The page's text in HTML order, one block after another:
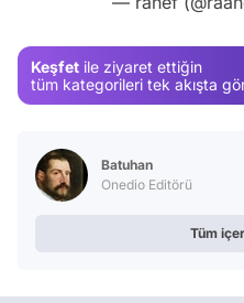
Keşfet ile ziyaret ettiğin
tüm kategorileri tek akışta
Batuhan
Onedio Editörü
Tüm